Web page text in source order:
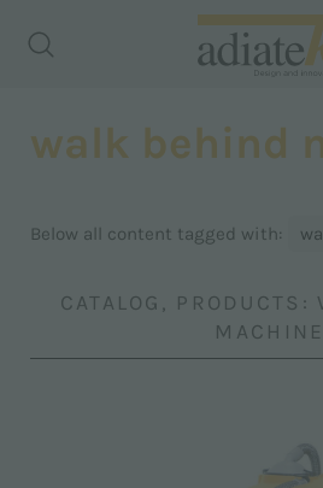
walk behind
Below all content tagged with:
CATALOG, PRODUCTS:
MACHINE